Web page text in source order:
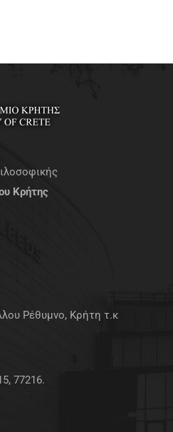
Κρήτης
Ρέθυμνο, Κρήτη τ.κ
77216.